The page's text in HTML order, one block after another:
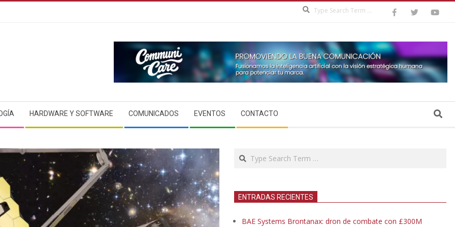
HARDWARE Y SOFTWARE COMUNICADOS EVENTOS CONTACTO Search
Search
ENTRADAS RECIENTES
BAE Systems Brontanax: dron de combate con £300M